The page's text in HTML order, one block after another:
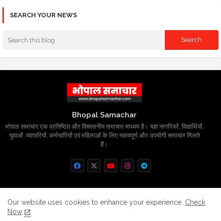
SEARCH YOUR NEWS
Bhopal Samachar
भोपाल समाचार एक प्रतिष्ठित और विश्वसनीय समाचार माध्यम है। यहां नागरिकों, विद्यार्थियों,
युवाओं, व्यापारियों, कर्मचारियों एवं महिलाओं के लिए महत्वपूर्ण और उपयोगी समाचार मिलते
हैं।
Home About Contact us
Privacy Policy
Our website uses cookies to enhance your experience. Check
Now